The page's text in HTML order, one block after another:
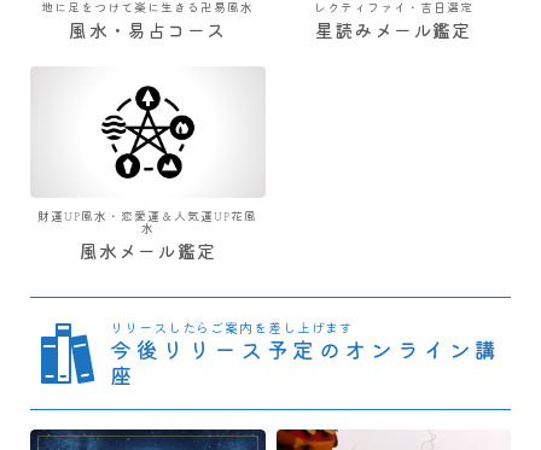
地に足をつけて楽に生きる卍易風水
風水・易占コース
レクティファイ・吉日選定
星読みメール鑑定
財運UP風水・恋愛運＆人気運UP花風
水
風水メール鑑定
リリースしたらご案内を差し上げます
今後リリース予定のオンライン講
座